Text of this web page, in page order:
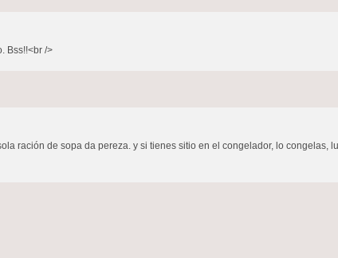
Bss!!<br />
ración de sopa da pereza. y si tienes sitio en el congelador, lo congelas,